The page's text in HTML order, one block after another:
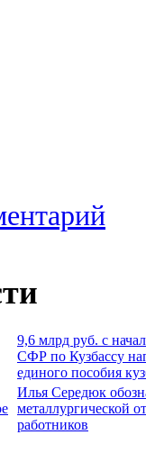
9,6 млрд руб. с
СФР по Кузбассу
единого пособия
Илья Середюк
металлургической
работников